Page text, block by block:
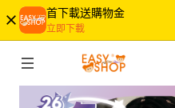
首下載送購物金
立即下載